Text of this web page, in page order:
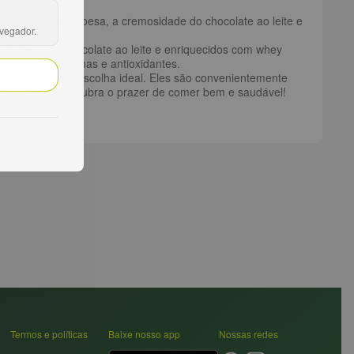
da framboesa, a cremosidade do chocolate ao leite e
delicioso chocolate ao leite e enriquecidos com whey
de proteínas e antioxidantes.
Bites são a escolha ideal. Eles são convenientemente
e descubra o prazer de comer bem e saudável!
Termos e políticas
Baixe nosso app Nossas redes